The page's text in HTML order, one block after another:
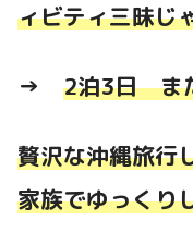
ィビティ三昧
→ 2泊3日 ま
贅沢な沖縄旅行
家族でゆっく